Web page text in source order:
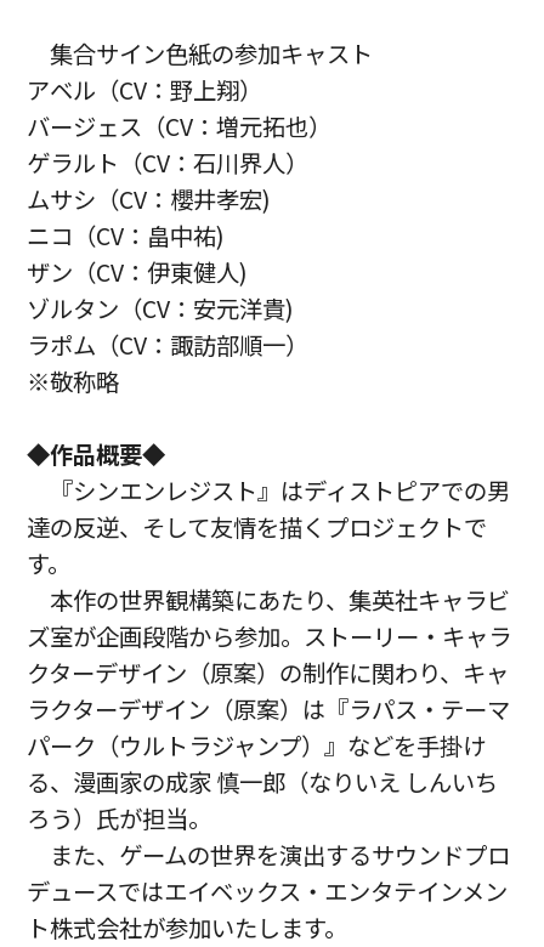
集合サイン色紙の参加キャスト
アベル（CV：野上翔）
バージェス（CV：増元拓也）
ゲラルト（CV：石川界人）
ムサシ（CV：櫻井孝宏)
ニコ（CV：畠中祐)
ザン（CV：伊東健人)
ゾルタン（CV：安元洋貴)
ラポム（CV：諏訪部順一）
※敬称略
◆作品概要◆
『シンエンレジスト』はディストピアでの男
達の反逆、そして友情を描くプロジェクトで
す。
本作の世界観構築にあたり、集英社キャラビ
ズ室が企画段階から参加。ストーリー・キャラ
クターデザイン（原案）の制作に関わり、キャ
ラクターデザイン（原案）は『ラパス・テーマ
パーク（ウルトラジャンプ）』などを手掛け
る、漫画家の成家 慎一郎（なりいえ しんいち
ろう）氏が担当。
また、ゲームの世界を演出するサウンドプロ
デュースではエイベックス・エンタテインメン
ト株式会社が参加いたします。